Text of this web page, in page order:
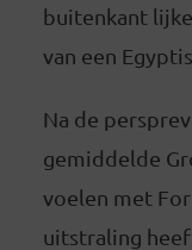
buitenkant
van een
Na de
gemiddelde
voelen met
uitstraling